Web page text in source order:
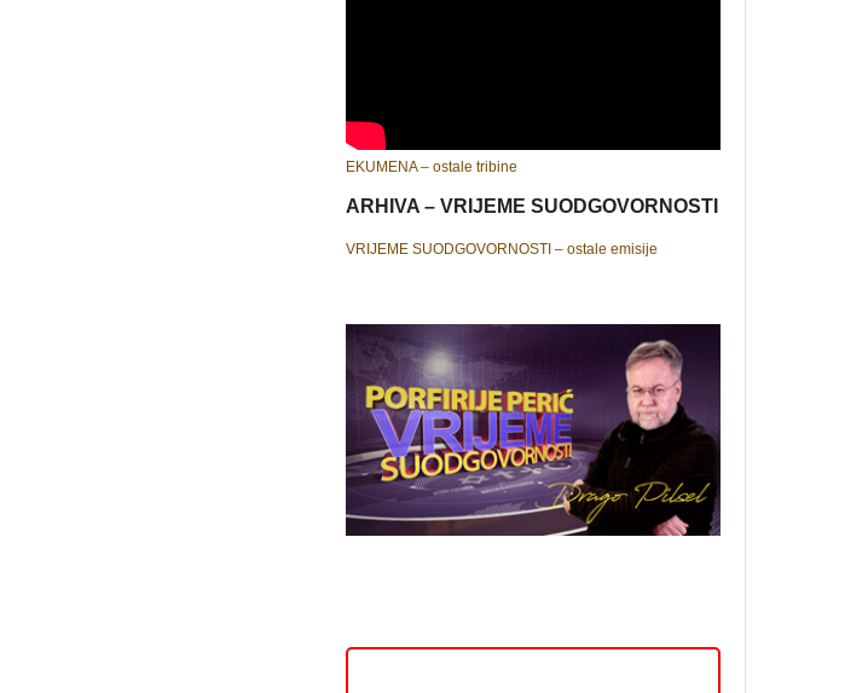
EKUMENA – ostale tribine
ARHIVA – VRIJEME SUODGOVORNOSTI
VRIJEME SUODGOVORNOSTI – ostale emisije